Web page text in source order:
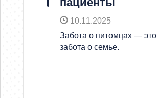
10.11.2025
Забота о питомцах — это
забота о семье.